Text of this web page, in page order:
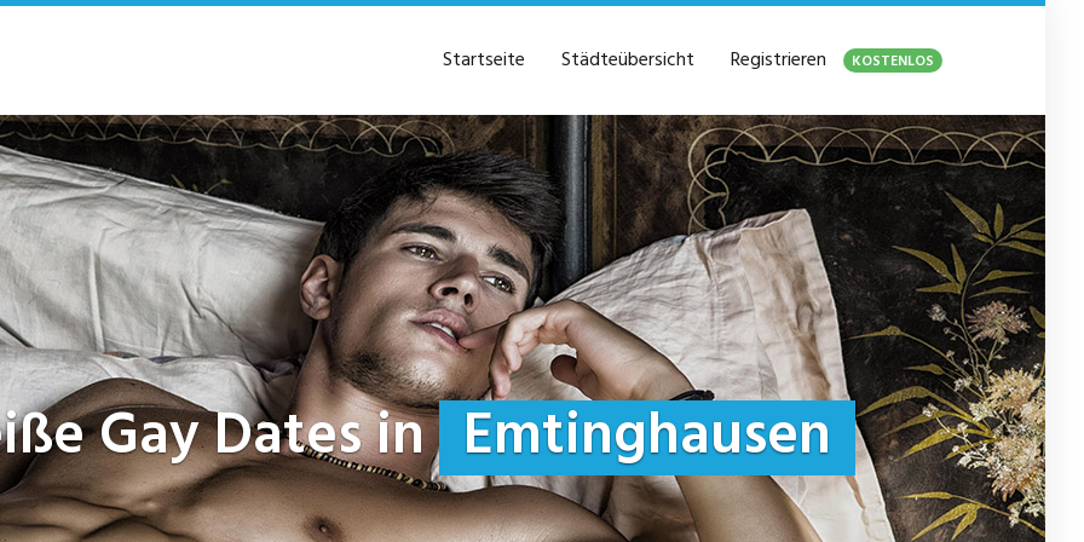
Startseite Städteübersicht Registrieren KOSTENLOS
Gay Dates in Emtinghausen